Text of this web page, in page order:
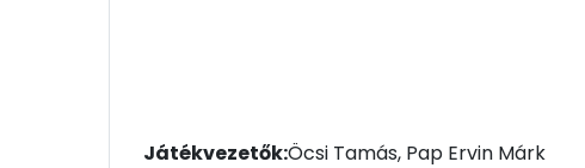
Játékvezetők:Öcsi Tamás, Pap Ervin Márk